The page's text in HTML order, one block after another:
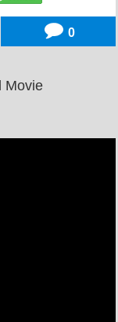
0
Movie